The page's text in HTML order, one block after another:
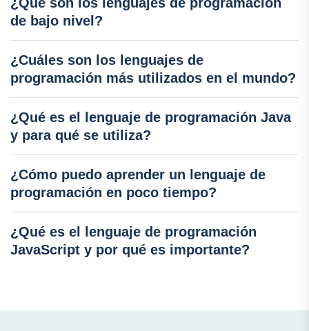
de bajo nivel?
¿Cuáles son los lenguajes de
programación más utilizados en el mundo?
¿Qué es el lenguaje de programación Java
y para qué se utiliza?
¿Cómo puedo aprender un lenguaje de
programación en poco tiempo?
¿Qué es el lenguaje de programación
JavaScript y por qué es importante?